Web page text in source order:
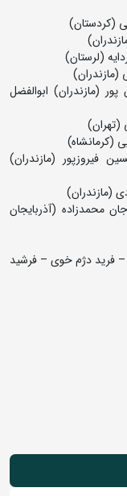
(مازندران) ابوالفضل
فیروزپور (مازندران)
محمدزاده (آذربایجان
فرید دژم خوی – فرشید